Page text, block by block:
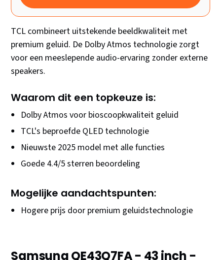
TCL combineert uitstekende beeldkwaliteit met
premium geluid. De Dolby Atmos technologie zorgt
voor een meeslepende audio-ervaring zonder externe
speakers.
Waarom dit een topkeuze is:
Dolby Atmos voor bioscoopkwaliteit geluid
TCL's beproefde QLED technologie
Nieuwste 2025 model met alle functies
Goede 4.4/5 sterren beoordeling
Mogelijke aandachtspunten:
Hogere prijs door premium geluidstechnologie
Samsung QE43Q7FA - 43 inch -